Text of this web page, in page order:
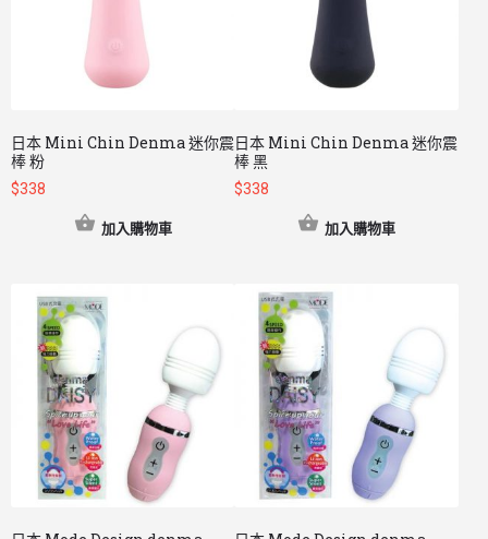
日本 Mini Chin Denma 迷你震
棒 粉
$338
加入購物車
日本 Mini Chin Denma 迷你震
棒 黑
$338
加入購物車